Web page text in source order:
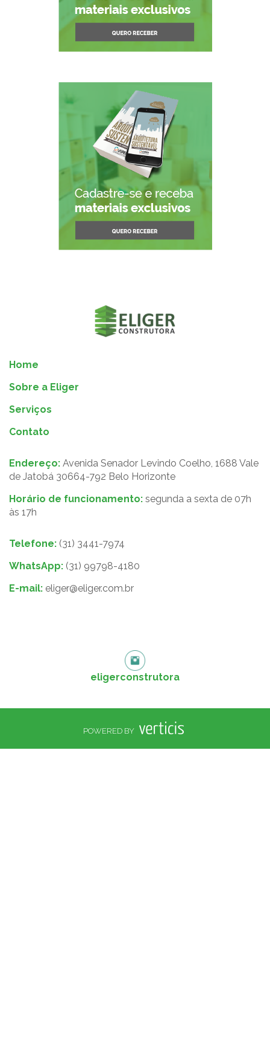
Home
Sobre a Eliger
Serviços
Contato
Endereço: Avenida Senador Levindo Coelho, 1688 Vale
de Jatobá 30664-792 Belo Horizonte
Horário de funcionamento: segunda a sexta de 07h
às 17h
Telefone: (31) 3441-7974
WhatsApp: (31) 99798-4180
E-mail: eliger@eliger.com.br
eligerconstrutora
POWERED BY